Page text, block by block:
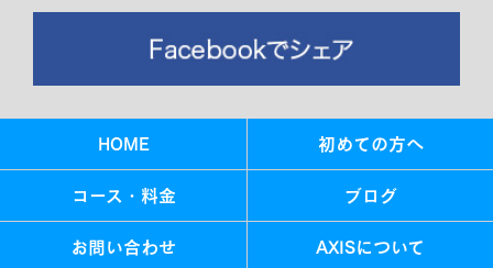
HOME 初めての方へ
コース・料金 ブログ
お問い合わせ AXISについて